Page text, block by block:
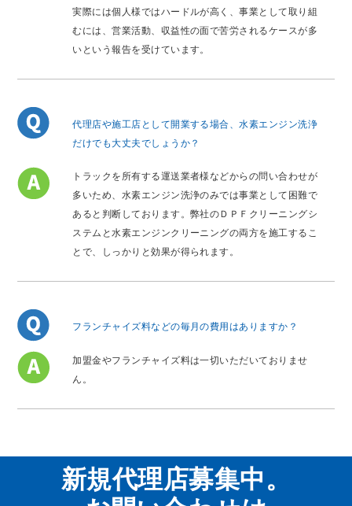
実際には個人様ではハードルが高く、事業として取り組
むには、営業活動、収益性の面で苦労されるケースが多
いという報告を受けています。
代理店や施工店として開業する場合、水素エンジン洗浄
だけでも大丈夫でしょうか？
トラックを所有する運送業者様などからの問い合わせが
多いため、水素エンジン洗浄のみでは事業として困難で
あると判断しております。弊社のＤＰＦクリーニングシ
ステムと水素エンジンクリーニングの両方を施工するこ
とで、しっかりと効果が得られます。
フランチャイズ料などの毎月の費用はありますか？
加盟金やフランチャイズ料は一切いただいておりませ
ん。
新規代理店募集中。